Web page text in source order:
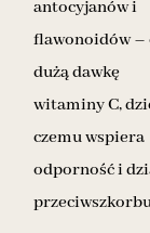
antocyjanów i
flawonoidów –
dużą dawkę
witaminy C,
czemu wspiera
odporność i